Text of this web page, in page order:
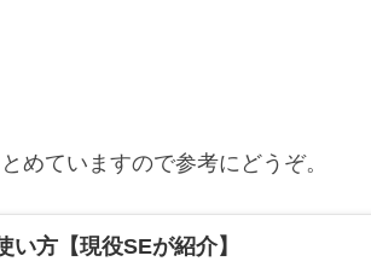
めていますので参考にどうぞ。
方【現役SEが紹介】